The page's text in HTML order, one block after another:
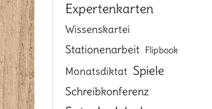
Expertenkarten
Wissenskartei
Stationenarbeit Flipbook
Monatsdiktat Spiele
Schreibkonferenz